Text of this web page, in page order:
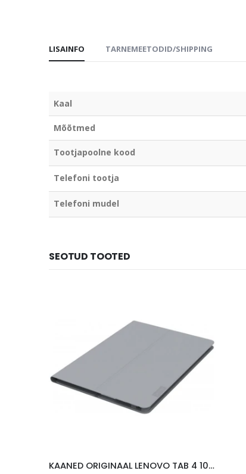
LISAINFO TARNEMEETODID/SHIPPING
Kaal
Mõõtmed
Tootjapoolne kood
Telefoni tootja
Telefoni mudel
SEOTUD TOOTED
KAANED ORIGINAAL LENOVO TAB 4 10″, HALL